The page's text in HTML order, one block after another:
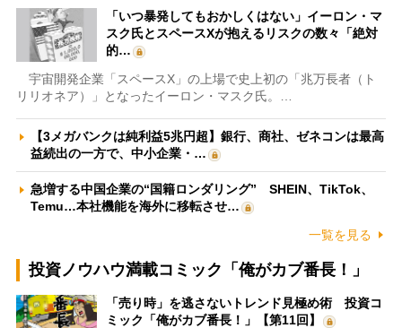
「いつ暴発してもおかしくはない」イーロン・マ
スク氏とスペースXが抱えるリスクの数々「絶対
的…
宇宙開発企業「スペースX」の上場で史上初の「兆万長者（ト
リリオネア）」となったイーロン・マスク氏。…
【3メガバンクは純利益5兆円超】銀行、商社、ゼネコンは最高
益続出の一方で、中小企業・…
急増する中国企業の“国籍ロンダリング” SHEIN、TikTok、
Temu…本社機能を海外に移転させ…
一覧を見る
投資ノウハウ満載コミック「俺がカブ番長！」
「売り時」を逃さないトレンド見極め術 投資コ
ミック「俺がカブ番長！」【第11回】